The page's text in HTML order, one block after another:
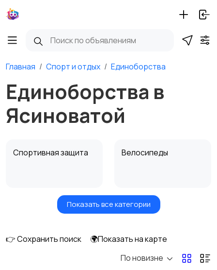
Главная Спорт и отдых Единоборства
Единоборства в
Ясиноватой
Спортивная защита Велосипеды
Самокаты и
Водные виды спорта
Показать все категории
👉 Сохранить поиск
🌍Показать на карте
По новизне